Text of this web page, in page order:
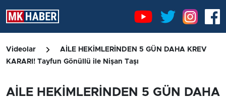
Videolar
AİLE HEKİMLERİNDEN 5 GÜN DAHA KREV
KARARI! Tayfun Gönüllü ile Nişan Taşı
AİLE HEKİMLERİNDEN 5 GÜN DAHA